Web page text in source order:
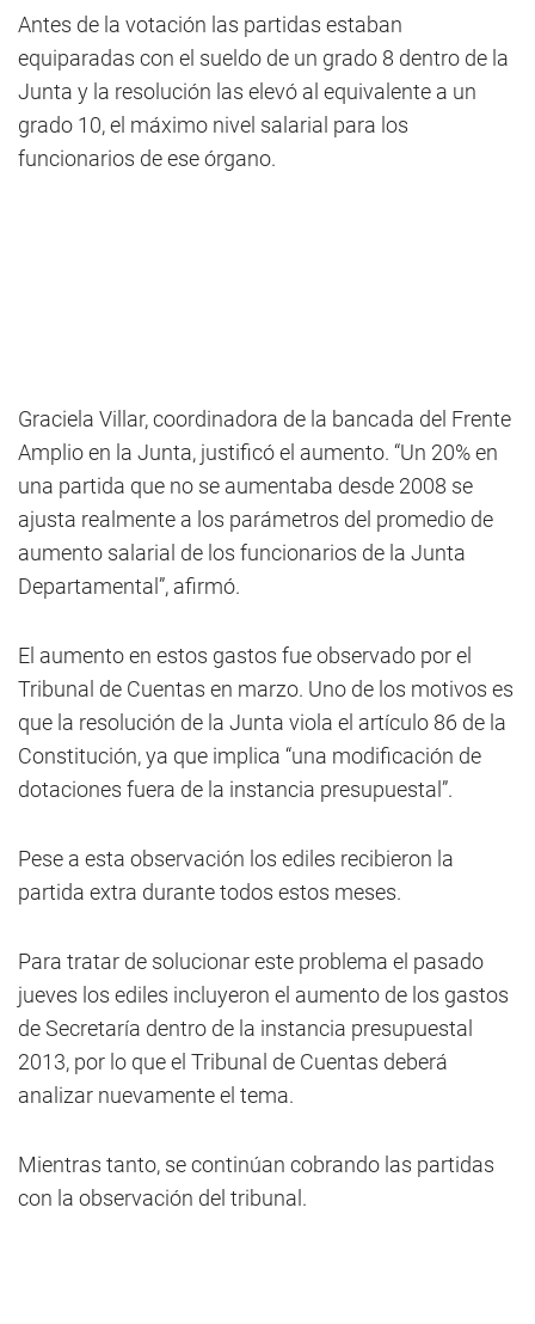
Antes de la votación las partidas estaban
equiparadas con el sueldo de un grado 8 dentro de la
Junta y la resolución las elevó al equivalente a un
grado 10, el máximo nivel salarial para los
funcionarios de ese órgano.
Graciela Villar, coordinadora de la bancada del Frente
Amplio en la Junta, justificó el aumento. “Un 20% en
una partida que no se aumentaba desde 2008 se
ajusta realmente a los parámetros del promedio de
aumento salarial de los funcionarios de la Junta
Departamental”, afirmó.
El aumento en estos gastos fue observado por el
Tribunal de Cuentas en marzo. Uno de los motivos es
que la resolución de la Junta viola el artículo 86 de la
Constitución, ya que implica “una modificación de
dotaciones fuera de la instancia presupuestal”.
Pese a esta observación los ediles recibieron la
partida extra durante todos estos meses.
Para tratar de solucionar este problema el pasado
jueves los ediles incluyeron el aumento de los gastos
de Secretaría dentro de la instancia presupuestal
2013, por lo que el Tribunal de Cuentas deberá
analizar nuevamente el tema.
Mientras tanto, se continúan cobrando las partidas
con la observación del tribunal.